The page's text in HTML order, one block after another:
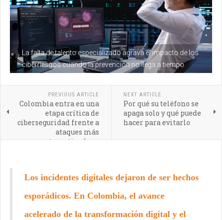
La falta de talento especializado agrava el impacto de los
ciberriesgos cuando la prevención no llega a tiempo
PREVIOUS ARTICLE
Colombia entra en una
etapa crítica de
ciberseguridad frente a
ataques más
automatizados y
NEXT ARTICLE
Por qué su teléfono se
apaga solo y qué puede
hacer para evitarlo
Los incidentes digitales dejaron de ser hechos
esporádicos. En Colombia, el avance
acelerado de la transformación digital y el